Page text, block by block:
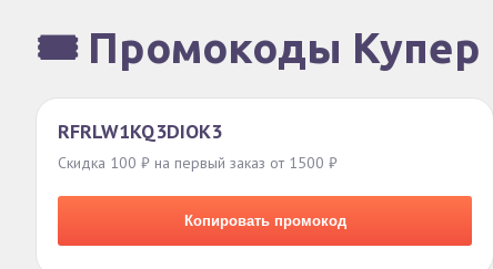
🎟️ Промокоды Купер
RFRLW1KQ3DIOK3
Скидка 100 ₽ на первый заказ от 1500 ₽
Копировать промокод